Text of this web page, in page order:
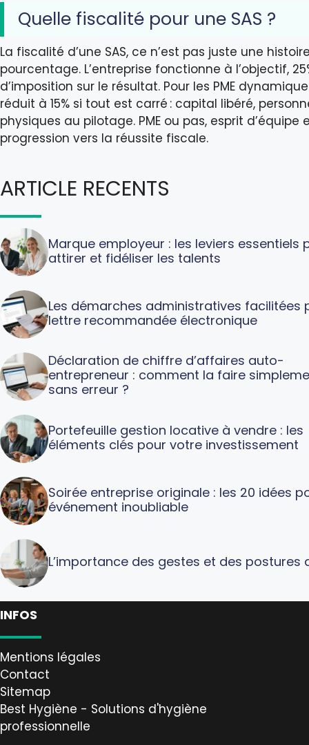
Quelle fiscalité pour une SAS ?
La fiscalité d’une SAS, ce n’est pas juste une
pourcentage. L’entreprise fonctionne à l’objectif,
d’imposition sur le résultat. Pour les PME
réduit à 15% si tout est carré : capital libéré,
physiques au pilotage. PME ou pas, esprit d’équipe
progression vers la réussite fiscale.
ARTICLE RECENTS
Marque employeur : les leviers essentiels
attirer et fidéliser les talents
Les démarches administratives facilitées
lettre recommandée électronique
Déclaration de chiffre d’affaires auto-
entrepreneur : comment la faire
sans erreur ?
Portefeuille gestion locative à vendre : les
éléments clés pour votre investissement
Soirée entreprise originale : les 20 idées
événement inoubliable
L’importance des gestes et des postures
INFOS
Mentions légales
Contact
Sitemap
Best Hygiène - Solutions d'hygiène
professionnelle